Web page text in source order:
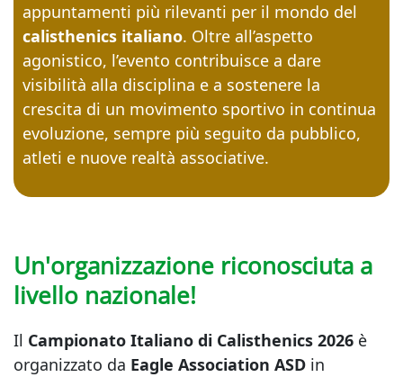
appuntamenti più rilevanti per il mondo del
calisthenics italiano. Oltre all’aspetto
agonistico, l’evento contribuisce a dare
visibilità alla disciplina e a sostenere la
crescita di un movimento sportivo in continua
evoluzione, sempre più seguito da pubblico,
atleti e nuove realtà associative.
Un'organizzazione riconosciuta a
livello nazionale!
Il Campionato Italiano di Calisthenics 2026 è
organizzato da Eagle Association ASD in